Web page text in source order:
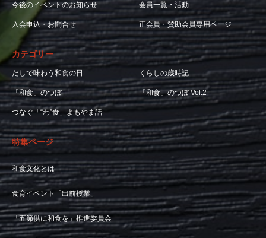
今後のイベントのお知らせ 会員一覧・活動
入会申込・お問合せ 正会員・賛助会員専用ページ
カテゴリー
だしで味わう和食の日 くらしの歳時記
「和食」のつぼ 「和食」のつぼ Vol.2
つなぐ「“わ”食」よもやま話
特集ページ
和食文化とは
食育イベント「出前授業」
「五節供に和食を」推進委員会